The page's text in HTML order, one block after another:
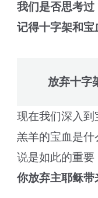
我们是否思考
记得十字架和宝
放弃十字
现在我们深入
羔羊的宝血是
说是如此的重
你放弃主耶稣带